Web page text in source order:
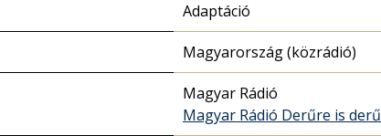
Adaptáció
Magyarország (közrádió)
Magyar Rádió
Magyar Rádió Derűre is derű